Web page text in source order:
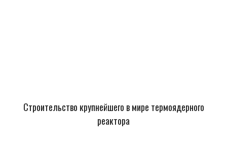
Строительство крупнейшего в мире термоядерного
реактора